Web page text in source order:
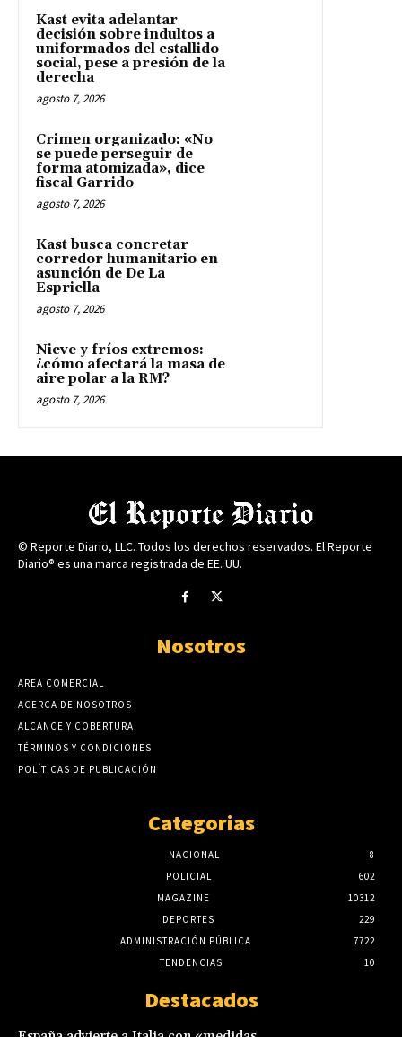
Kast evita adelantar
decisión sobre indultos a
uniformados del estallido
social, pese a presión de la
derecha
agosto 7, 2026
Crimen organizado: «No
se puede perseguir de
forma atomizada», dice
fiscal Garrido
agosto 7, 2026
Kast busca concretar
corredor humanitario en
asunción de De La
Espriella
agosto 7, 2026
Nieve y fríos extremos:
¿cómo afectará la masa de
aire polar a la RM?
agosto 7, 2026
© Reporte Diario, LLC. Todos los derechos reservados. El Reporte
Diario® es una marca registrada de EE. UU.
Nosotros
AREA COMERCIAL
ACERCA DE NOSOTROS
ALCANCE Y COBERTURA
TÉRMINOS Y CONDICIONES
POLÍTICAS DE PUBLICACIÓN
Categorias
NACIONAL
8
POLICIAL
602
MAGAZINE
10312
DEPORTES
229
ADMINISTRACIÓN PÚBLICA
7722
TENDENCIAS
10
Destacados